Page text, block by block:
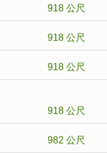
918 公尺
918 公尺
918 公尺
918 公尺
982 公尺